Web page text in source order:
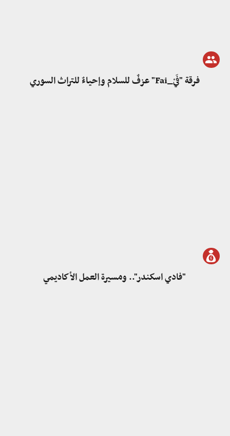
فرقة "فَيْ_Fai" عزفٌ للسلام وإحياءٌ للتراث السوري
"فادي اسكندر".. ومسيرة العمل الأكاديمي